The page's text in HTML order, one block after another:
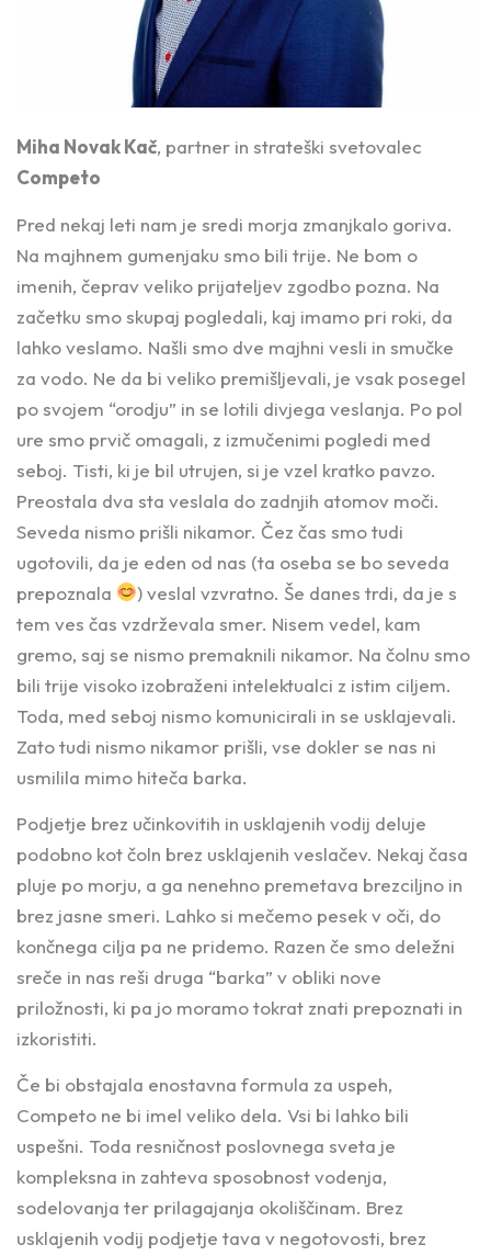
Miha Novak Kač, partner in strateški svetovalec
Competo
Pred nekaj leti nam je sredi morja zmanjkalo goriva.
Na majhnem gumenjaku smo bili trije. Ne bom o
imenih, čeprav veliko prijateljev zgodbo pozna. Na
začetku smo skupaj pogledali, kaj imamo pri roki, da
lahko veslamo. Našli smo dve majhni vesli in smučke
za vodo. Ne da bi veliko premišljevali, je vsak posegel
po svojem “orodju” in se lotili divjega veslanja. Po pol
ure smo prvič omagali, z izmučenimi pogledi med
seboj. Tisti, ki je bil utrujen, si je vzel kratko pavzo.
Preostala dva sta veslala do zadnjih atomov moči.
Seveda nismo prišli nikamor. Čez čas smo tudi
ugotovili, da je eden od nas (ta oseba se bo seveda
prepoznala
) veslal vzvratno. Še danes trdi, da je s
tem ves čas vzdrževala smer. Nisem vedel, kam
gremo, saj se nismo premaknili nikamor. Na čolnu smo
bili trije visoko izobraženi intelektualci z istim ciljem.
Toda, med seboj nismo komunicirali in se usklajevali.
Zato tudi nismo nikamor prišli, vse dokler se nas ni
usmilila mimo hiteča barka.
Podjetje brez učinkovitih in usklajenih vodij deluje
podobno kot čoln brez usklajenih veslačev. Nekaj časa
pluje po morju, a ga nenehno premetava brezciljno in
brez jasne smeri. Lahko si mečemo pesek v oči, do
končnega cilja pa ne pridemo. Razen če smo deležni
sreče in nas reši druga “barka” v obliki nove
priložnosti, ki pa jo moramo tokrat znati prepoznati in
izkoristiti.
Če bi obstajala enostavna formula za uspeh,
Competo ne bi imel veliko dela. Vsi bi lahko bili
uspešni. Toda resničnost poslovnega sveta je
kompleksna in zahteva sposobnost vodenja,
sodelovanja ter prilagajanja okoliščinam. Brez
usklajenih vodij podjetje tava v negotovosti, brez